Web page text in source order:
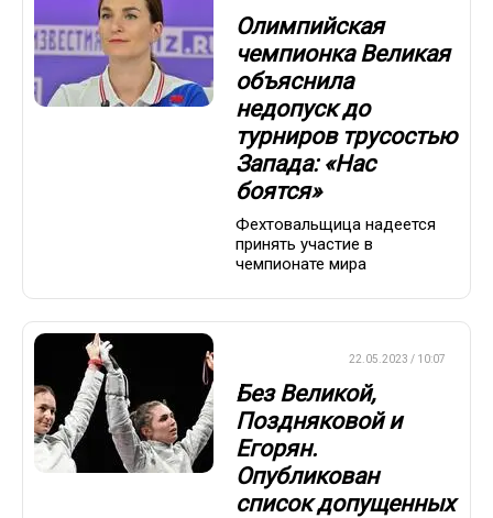
Олимпийская
чемпионка Великая
объяснила
недопуск до
турниров трусостью
Запада: «Нас
боятся»
Фехтовальщица надеется
принять участие в
чемпионате мира
22.05.2023 / 10:07
Без Великой,
Поздняковой и
Егорян.
Опубликован
список допущенных